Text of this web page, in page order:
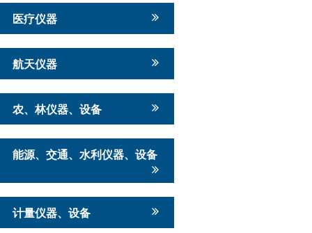
医疗仪器
航天仪器
农、林仪器、设备
能源、交通、水利仪器、设备
计量仪器、设备